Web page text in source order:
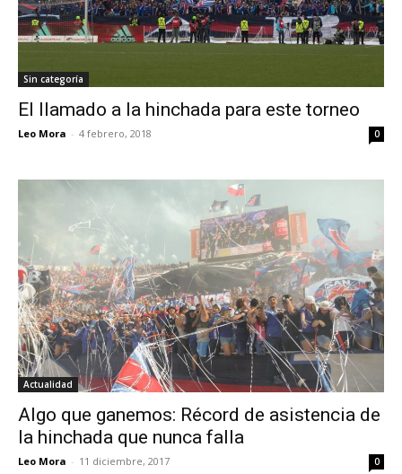
Sin categoría
El llamado a la hinchada para este torneo
Leo Mora - 4 febrero, 2018 0
Actualidad
Algo que ganemos: Récord de asistencia de
la hinchada que nunca falla
Leo Mora - 11 diciembre, 2017 0